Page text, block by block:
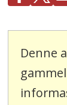
Denne